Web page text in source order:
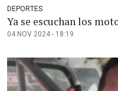
DEPORTES
Ya se escuchan los
04 NOV 2024 - 18:19